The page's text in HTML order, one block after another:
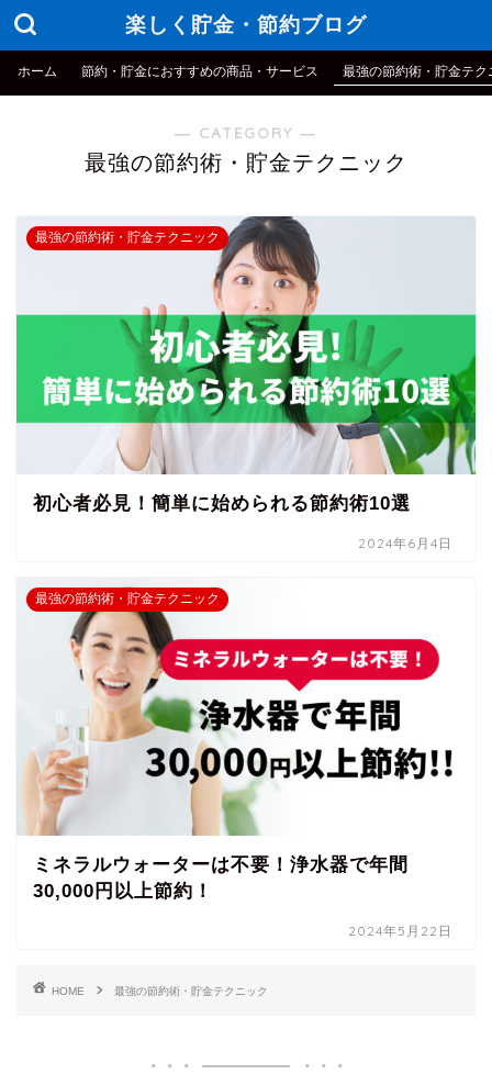
楽しく貯金・節約ブログ
ホーム 節約・貯金におすすめの商品・サービス 最強の節約術・貯金テク
― CATEGORY ―
最強の節約術・貯金テクニック
最強の節約術・貯金テクニック
初心者必見！簡単に始められる節約術10選
2024年6月4日
最強の節約術・貯金テクニック
ミネラルウォーターは不要！浄水器で年間
30,000円以上節約！
2024年5月22日
HOME 最強の節約術・貯金テクニック